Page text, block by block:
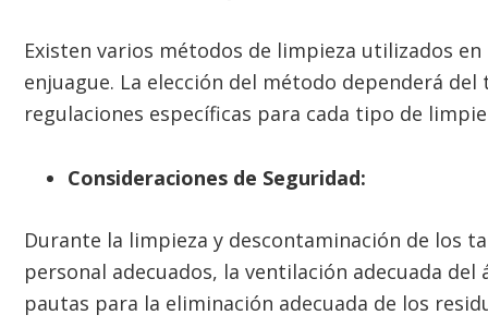
Existen varios métodos de limpieza utilizados
enjuague. La elección del método dependerá
regulaciones específicas para cada tipo de
Consideraciones de Seguridad:
Durante la limpieza y descontaminación de los
personal adecuados, la ventilación adecuada
pautas para la eliminación adecuada de los